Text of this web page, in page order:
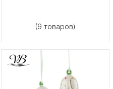
(9 товаров)